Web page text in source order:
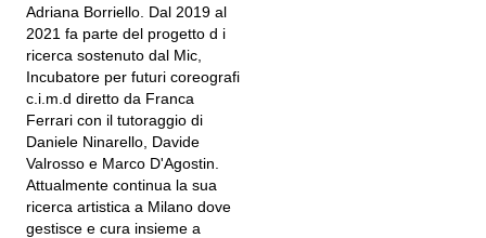
Adriana Borriello. Dal 2019 al
2021 fa parte del progetto d i
ricerca sostenuto dal Mic,
Incubatore per futuri coreografi
c.i.m.d diretto da Franca
Ferrari con il tutoraggio di
Daniele Ninarello, Davide
Valrosso e Marco D'Agostin.
Attualmente continua la sua
ricerca artistica a Milano dove
gestisce e cura insieme a